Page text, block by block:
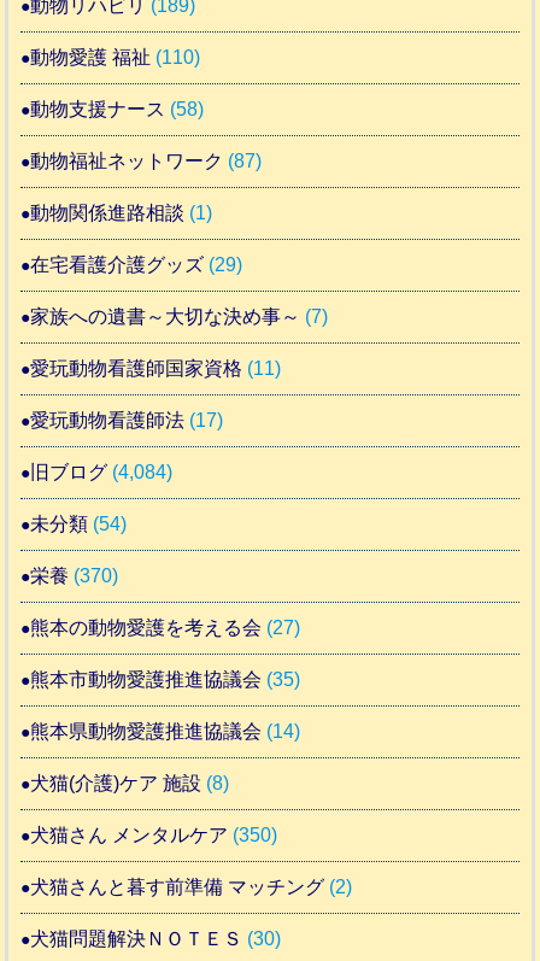
動物リハビリ (189)
動物愛護 福祉 (110)
動物支援ナース (58)
動物福祉ネットワーク (87)
動物関係進路相談 (1)
在宅看護介護グッズ (29)
家族への遺書～大切な決め事～ (7)
愛玩動物看護師国家資格 (11)
愛玩動物看護師法 (17)
旧ブログ (4,084)
未分類 (54)
栄養 (370)
熊本の動物愛護を考える会 (27)
熊本市動物愛護推進協議会 (35)
熊本県動物愛護推進協議会 (14)
犬猫(介護)ケア 施設 (8)
犬猫さん メンタルケア (350)
犬猫さんと暮す前準備 マッチング (2)
犬猫問題解決ＮＯＴＥＳ (30)